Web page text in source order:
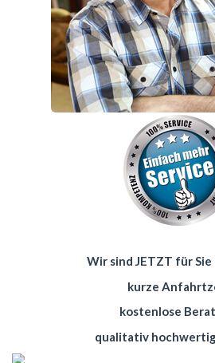
Wir sind JETZT für Sie
kurze
kostenlose
qualitativ